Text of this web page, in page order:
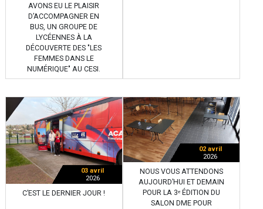
AVONS EU LE PLAISIR
D’ACCOMPAGNER EN
BUS, UN GROUPE DE
LYCÉENNES À LA
DÉCOUVERTE DES "LES
FEMMES DANS LE
NUMÉRIQUE" AU CESI.
03 avril
2026
C’EST LE DERNIER JOUR !
02 avril
2026
NOUS VOUS ATTENDONS
AUJOURD’HUI ET DEMAIN
POUR LA 3ᵉ ÉDITION DU
SALON DME POUR